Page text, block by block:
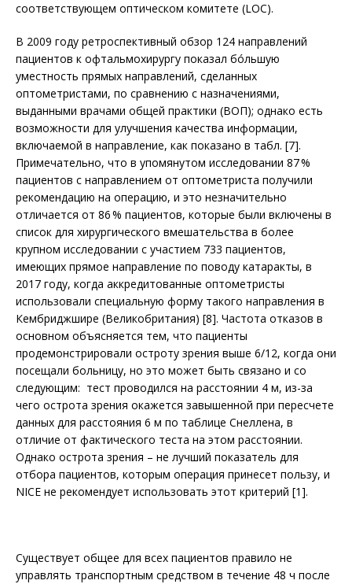
соответствующем оптическом комитете (LOC).
В 2009 году ретроспективный обзор 124 направлений
пациентов к офтальмохирургу показал бóльшую
уместность прямых направлений, сделанных
оптометристами, по сравнению с назначениями,
выданными врачами общей практики (ВОП); однако есть
возможности для улучшения качества информации,
включаемой в направление, как показано в табл. [7].
Примечательно, что в упомянутом исследовании 87 %
пациентов с направлением от оптомет­риста получили
рекомендацию на операцию, и это незначительно
отличается от 86 % пациентов, которые были включены в
список для хирургического вмешательства в более
крупном исследовании с участием 733 пациентов,
имеющих прямое направление по поводу катаракты, в
2017 году, когда аккредитованные оптомет­ристы
использовали специальную форму такого направления в
Кембриджшире (Великобритания) [8]. Частота отказов в
основном объясняется тем, что пациенты
продемонстрировали остроту зрения выше 6/12, когда они
посещали больницу, но это может быть связано и со
следующим: тест проводился на расстоянии 4 м, из-за
чего острота зрения окажется завышенной при пересчете
данных для расстояния 6 м по таб­лице Снеллена, в
отличие от фактического теста на этом расстоянии.
Однако острота зрения – не лучший показатель для
отбора пациентов, которым операция принесет пользу, и
NICE не рекомендует использовать этот критерий [1].
Существует общее для всех пациентов правило не
управлять транспортным средством в течение 48 ч после